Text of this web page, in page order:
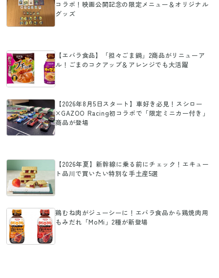
コラボ！映画公開記念の限定メニュー＆オリジナル
グッズ
【エバラ食品】「担々ごま鍋」2商品がリニューア
ル！ごまのコクアップ＆アレンジでも大活躍
【2026年8月5日スタート】車好き必見！スシロー
×GAZOO Racing初コラボで「限定ミニカー付き」
商品が登場
【2026年夏】新幹線に乗る前にチェック！エキュー
ト品川で買いたい特別な手土産5選
鶏むね肉がジューシーに！エバラ食品から鶏焼肉用
もみだれ「MoMi」2種が新登場